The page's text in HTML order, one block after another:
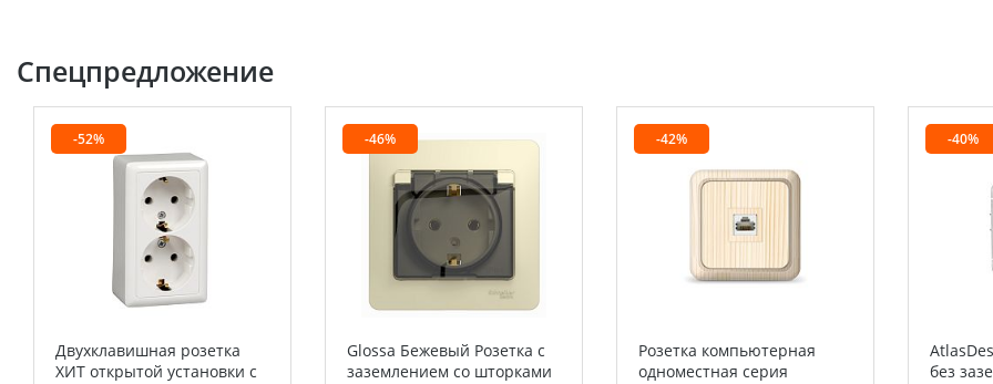
Спецпредложение
-52%
Двухклавишная розетка
ХИТ открытой установки с
-46%
Glossa Бежевый Розетка с
заземлением со шторками
-42%
Розетка компьютерная
одноместная серия
-40%
без